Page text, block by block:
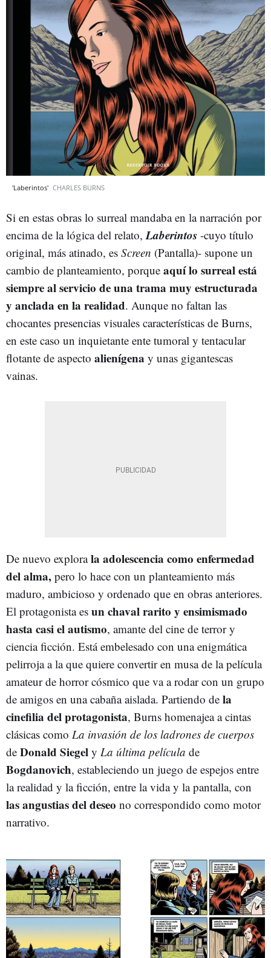
'Laberintos' CHARLES BURNS
Si en estas obras lo surreal mandaba en la narración por
encima de la lógica del relato, Laberintos -cuyo título
original, más atinado, es Screen (Pantalla)- supone un
cambio de planteamiento, porque aquí lo surreal está
siempre al servicio de una trama muy estructurada
y anclada en la realidad. Aunque no faltan las
chocantes presencias visuales características de Burns,
en este caso un inquietante ente tumoral y tentacular
flotante de aspecto alienígena y unas gigantescas
vainas.
De nuevo explorala adolescencia como enfermedad
del alma, pero lo hace con un planteamiento más
maduro, ambicioso y ordenado que en obras anteriores.
El protagonista es un chaval rarito y ensimismado
hasta casi el autismo, amante del cine de terror y
ciencia ficción. Está embelesado con una enigmática
pelirroja a la que quiere convertir en musa de la película
amateur de horror cósmico que va a rodar con un grupo
de amigos en una cabaña aislada. Partiendo de la
cinefilia del protagonista, Burns homenajea a cintas
clásicas como La invasión de los ladrones de cuerpos
de Donald Siegel y La última película de
Bogdanovich, estableciendo un juego de espejos entre
la realidad y la ficción, entre la vida y la pantalla, con
las angustias del deseo no correspondido como motor
narrativo.